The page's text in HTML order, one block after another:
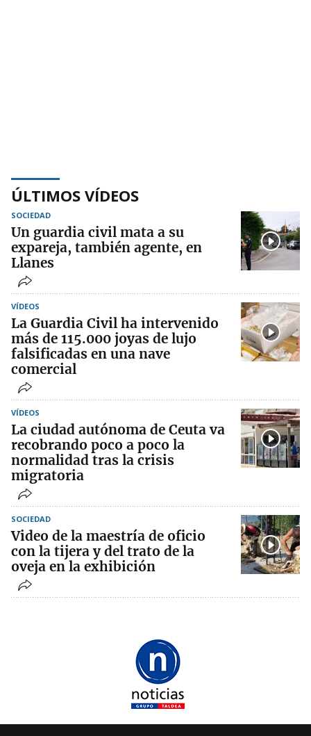
ÚLTIMOS VÍDEOS
SOCIEDAD
Un guardia civil mata a su
expareja, también agente, en
Llanes
VÍDEOS
La Guardia Civil ha intervenido
más de 115.000 joyas de lujo
falsificadas en una nave
comercial
VÍDEOS
La ciudad autónoma de Ceuta va
recobrando poco a poco la
normalidad tras la crisis
migratoria
SOCIEDAD
Video de la maestría de oficio
con la tijera y del trato de la
oveja en la exhibición